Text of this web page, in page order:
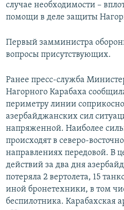
случае необходимости –
помощи в деле защиты
Первый замминистра
вопросы присутствующих.
Ранее пресс-служба
Нагорного Карабаха
периметру линии
азербайджанских сил
напряженной. Наиболее
происходят в северо-
направлениях передовой. В
действий за два дня
потеряла 2 вертолета, 15
иной бронетехники, в том
беспилотника. Карабахская